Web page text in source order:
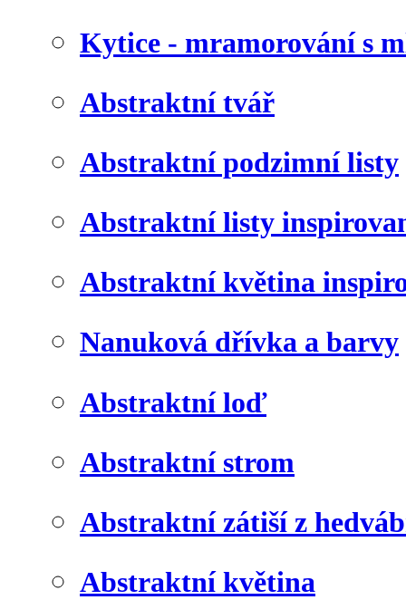
Kytice - mramorování s
Abstraktní tvář
Abstraktní podzimní listy
Abstraktní listy
Abstraktní květina
Nanuková dřívka a barvy
Abstraktní loď
Abstraktní strom
Abstraktní zátiší z
Abstraktní květina